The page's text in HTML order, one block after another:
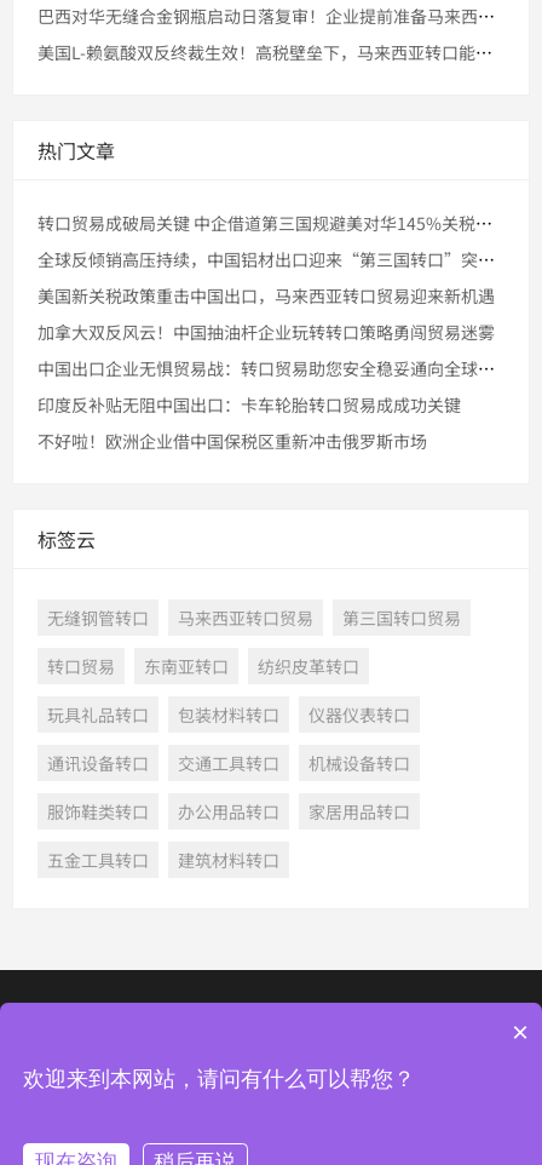
巴西对华无缝合金钢瓶启动日落复审！企业提前准备马来西亚转口的
美国L-赖氨酸双反终裁生效！高税壁垒下，马来西亚转口能否稳住
热门文章
转口贸易成破局关键 中企借道第三国规避美对华145%关税壁垒
全球反倾销高压持续，中国铝材出口迎来“第三国转口”突破窗口
美国新关税政策重击中国出口，马来西亚转口贸易迎来新机遇
加拿大双反风云！中国抽油杆企业玩转转口策略勇闯贸易迷雾
中国出口企业无惧贸易战：转口贸易助您安全稳妥通向全球市场
印度反补贴无阻中国出口：卡车轮胎转口贸易成成功关键
不好啦！欧洲企业借中国保税区重新冲击俄罗斯市场
标签云
无缝钢管转口 马来西亚转口贸易
第三国转口贸易
转口贸易
东南亚转口
纺织皮革转口
玩具礼品转口
包装材料转口
仪器仪表转口
通讯设备转口
交通工具转口
机械设备转口
服饰鞋类转口
办公用品转口
家居用品转口
五金工具转口
建筑材料转口
×
欢迎来到本网站，请问有什么可以帮您？